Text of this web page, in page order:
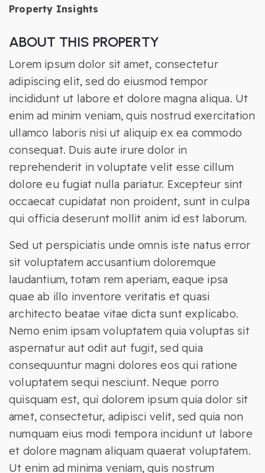
Property Insights
ABOUT THIS PROPERTY
Lorem ipsum dolor sit amet, consectetur
adipiscing elit, sed do eiusmod tempor
incididunt ut labore et dolore magna aliqua. Ut
enim ad minim veniam, quis nostrud exercitation
ullamco laboris nisi ut aliquip ex ea commodo
consequat. Duis aute irure dolor in
reprehenderit in voluptate velit esse cillum
dolore eu fugiat nulla pariatur. Excepteur sint
occaecat cupidatat non proident, sunt in culpa
qui officia deserunt mollit anim id est laborum.
Sed ut perspiciatis unde omnis iste natus error
sit voluptatem accusantium doloremque
laudantium, totam rem aperiam, eaque ipsa
quae ab illo inventore veritatis et quasi
architecto beatae vitae dicta sunt explicabo.
Nemo enim ipsam voluptatem quia voluptas sit
aspernatur aut odit aut fugit, sed quia
consequuntur magni dolores eos qui ratione
voluptatem sequi nesciunt. Neque porro
quisquam est, qui dolorem ipsum quia dolor sit
amet, consectetur, adipisci velit, sed quia non
numquam eius modi tempora incidunt ut labore
et dolore magnam aliquam quaerat voluptatem.
Ut enim ad minima veniam, quis nostrum